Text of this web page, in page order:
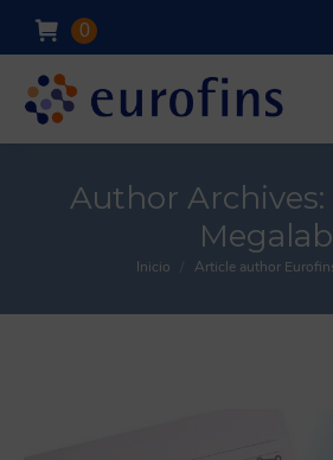
0
Author Archives:
Megalab
You are here:
Inicio Article author